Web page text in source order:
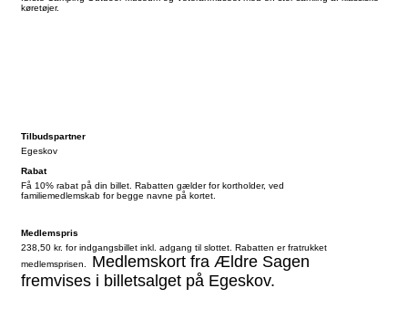
køretøjer.
Tilbudspartner
Egeskov
Rabat
Få 10% rabat på din billet. Rabatten gælder for kortholder, ved
familiemedlemskab for begge navne på kortet.
Medlemspris
238,50 kr. for indgangsbillet inkl. adgang til slottet. Rabatten er fratrukket
medlemsprisen. Medlemskort fra Ældre Sagen
fremvises i billetsalget på Egeskov.